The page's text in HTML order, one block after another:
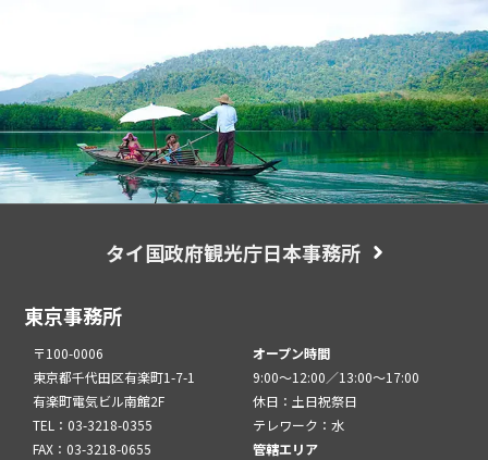
タイ国政府観光庁日本事務所
東京事務所
〒100-0006
東京都千代田区有楽町1-7-1
有楽町電気ビル南館2F
TEL：03-3218-0355
FAX：03-3218-0655
オープン時間
9:00～12:00／13:00～17:00
休日：土日祝祭日
テレワーク：水
管轄エリア